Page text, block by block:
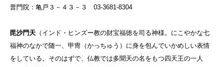
普門院：亀戸３－４３－３ 03-3681-8304
毘沙門天 （ インド・ヒンズー教の財宝福徳を司る神様。にこやかな七
福神のなかで随一、甲冑（かっちゅう）に身を包んでいかめしい表情
をしている。そのはずで、仏教では多聞天の名をもつ四天王の一人